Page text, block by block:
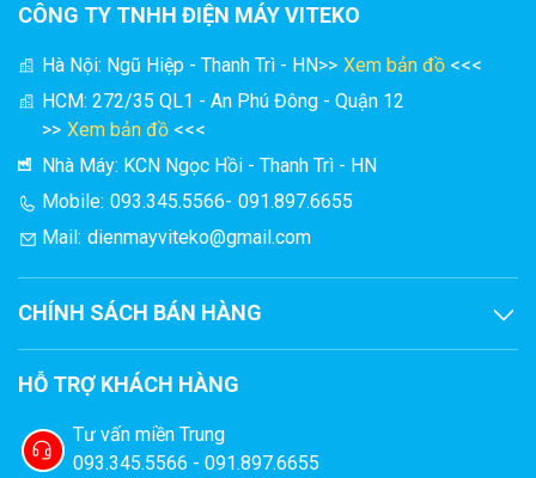
CÔNG TY TNHH ĐIỆN MÁY VITEKO
Hà Nội: Ngũ Hiệp - Thanh Trì - HN>> Xem bản đồ <<<
HCM: 272/35 QL1 - An Phú Đông - Quận 12
>> Xem bản đồ <<<
Nhà Máy: KCN Ngọc Hồi - Thanh Trì - HN
Mobile: 093.345.5566- 091.897.6655
Mail: dienmayviteko@gmail.com
CHÍNH SÁCH BÁN HÀNG
HỖ TRỢ KHÁCH HÀNG
Tư vấn miền Trung
093.345.5566 - 091.897.6655